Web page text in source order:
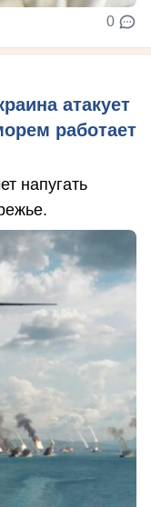
0
атакует
работает
напугать